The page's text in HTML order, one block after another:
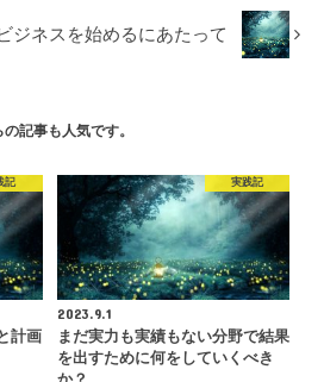
ジネスを始めるにあたって
の記事も人気です。
記
計画
実践記
2023.9.1
まだ実力も実績もない分野で結果
を出すために何をしていくべき